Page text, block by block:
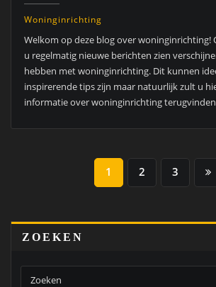
Woninginrichting
Welkom op deze blog over woninginrichting!
u regelmatig nieuwe berichten zien
hebben met woninginrichting. Dit kunnen
inspirerende tips zijn maar natuurlijk zult u
informatie over woninginrichting
BERICHTEN
1 2 3
ZOEKEN